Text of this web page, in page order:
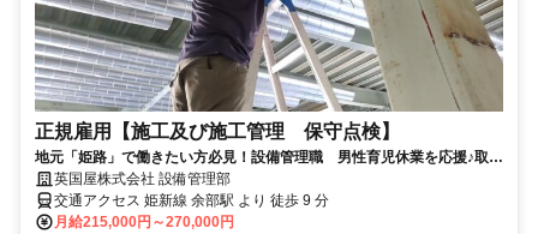
正規雇用【施工及び施工管理 保守点検】
地元「姫路」で働きたい方必見！設備管理職 男性育児休業を応援♪取得
実績複数あります。
英国屋株式会社 設備管理部
交通アクセス 姫新線 余部駅 より 徒歩 9 分
月給215,000円～270,000円